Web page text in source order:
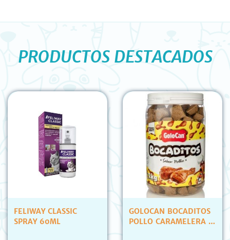
PRODUCTOS DESTACADOS
FELIWAY CLASSIC
SPRAY 60ML
GOLOCAN BOCADITOS
POLLO CARAMELERA X